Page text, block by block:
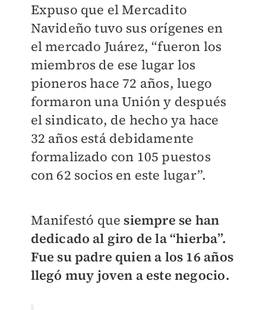
Expuso que el Mercadito
Navideño tuvo sus orígenes en
el mercado Juárez, “fueron los
miembros de ese lugar los
pioneros hace 72 años, luego
formaron una Unión y después
el sindicato, de hecho ya hace
32 años está debidamente
formalizado con 105 puestos
con 62 socios en este lugar”.
Manifestó que siempre se han
dedicado al giro de la “hierba”.
Fue su padre quien a los 16 años
llegó muy joven a este negocio.